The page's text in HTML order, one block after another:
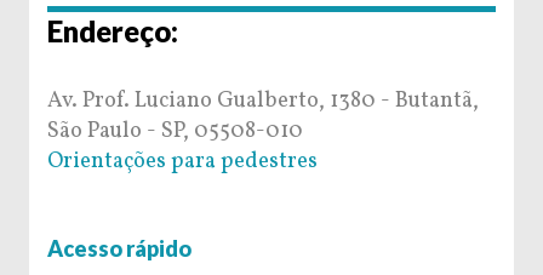
Endereço:
Av. Prof. Luciano Gualberto, 1380 - Butantã,
São Paulo - SP, 05508-010
Orientações para pedestres
Acesso rápido